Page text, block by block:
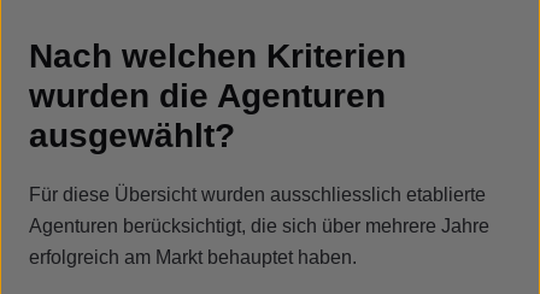
Nach welchen Kriterien
wurden die Agenturen
ausgewählt?
Für diese Übersicht wurden ausschliesslich etablierte
Agenturen berücksichtigt, die sich über mehrere Jahre
erfolgreich am Markt behauptet haben.